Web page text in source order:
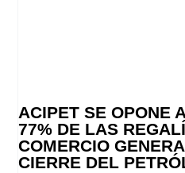
ACIPET SE OPONE
77% DE LAS
COMERCIO
CIERRE DEL